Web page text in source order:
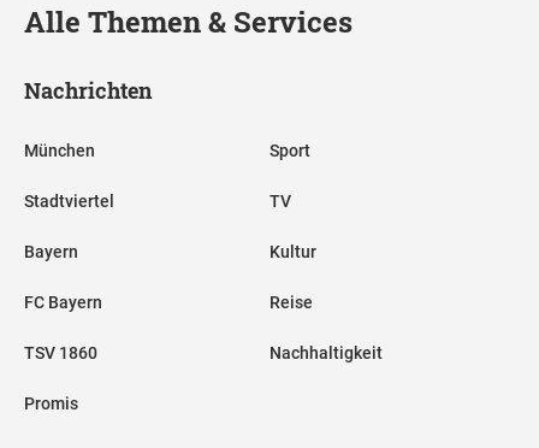
Alle Themen & Services
Nachrichten
München
Stadtviertel
Bayern
FC Bayern
TSV 1860
Promis
Sport
TV
Kultur
Reise
Nachhaltigkeit